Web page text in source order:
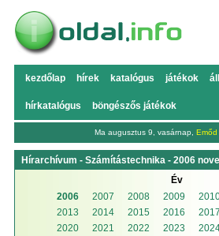
kezdőlap hírek katalógus játékok
hírkatalógus böngészős játékok
Ma augusztus 9, vasárnap, Emőd
Hírarchívum - Számítástechnika - 2006
Év
2006
2007 2008 2009
2013
2014 2015 2016 2017
2020
2021 2022 2023